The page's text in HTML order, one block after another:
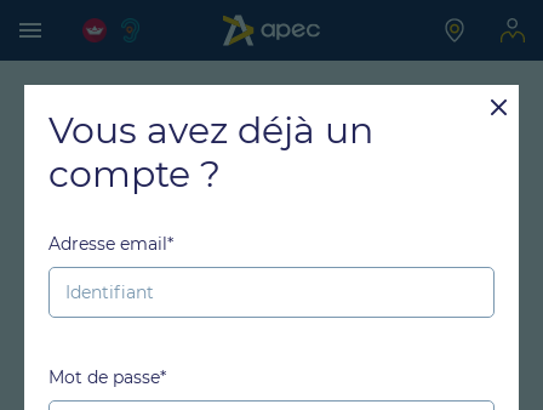
Vous avez déjà un
compte ?
Adresse email*
Mot de passe*